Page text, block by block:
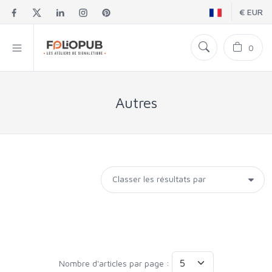
€ EUR
0
Autres
Nombre d'articles par page :